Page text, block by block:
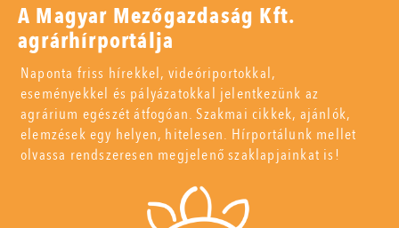
A Magyar Mezőgazdaság Kft.
agrárhírportálja
Naponta friss hírekkel, videóriportokkal,
eseményekkel és pályázatokkal jelentkezünk az
agrárium egészét átfogóan. Szakmai cikkek, ajánlók,
elemzések egy helyen, hitelesen. Hírportálunk mellet
olvassa rendszeresen megjelenő szaklapjainkat is!